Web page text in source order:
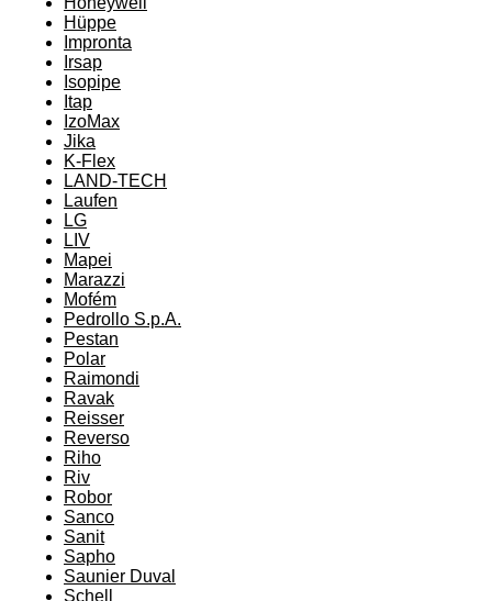
Hüppe
Impronta
Irsap
Isopipe
Itap
IzoMax
Jika
K-Flex
LAND-TECH
Laufen
LG
LIV
Mapei
Marazzi
Mofém
Pedrollo S.p.A.
Pestan
Polar
Raimondi
Ravak
Reisser
Reverso
Riho
Riv
Robor
Sanco
Sanit
Sapho
Saunier Duval
Schell